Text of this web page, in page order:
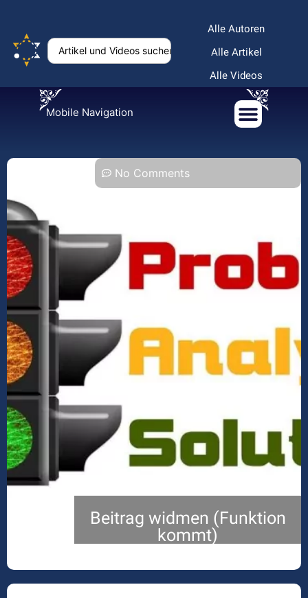
Alle Autoren
Alle Artikel
Alle Videos
Mobile Navigation
No Comments
Beitrag widmen (Funktion
kommt)